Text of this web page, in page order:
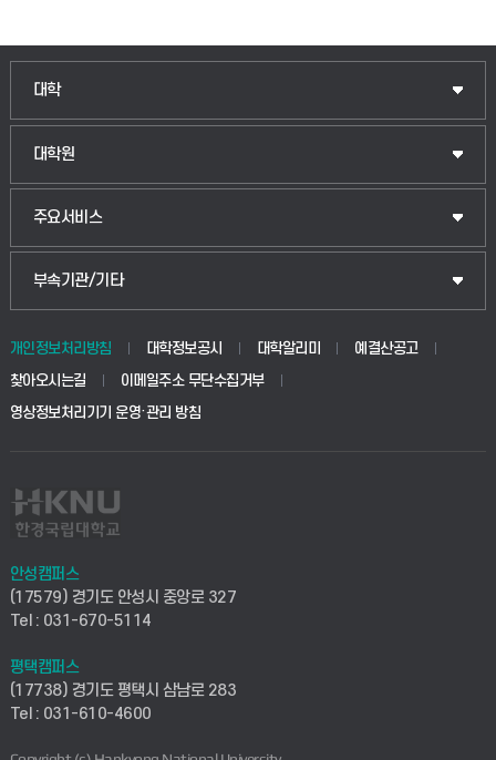
대학
인문융합공공인재학부
법경영학부
생명공학부
사회안전시스템공학부
컴퓨터응용수학부
ICT로봇기계공학부
전자전기공학부
대학원
일반대학원
산업대학원
공공정책대학원
교육대학원
주요서비스
입학안내
웹메일
학사시스템(전문학사 및 전공심화)
사이버캠퍼스(전문학사 및 전공심화)
시설바로처리서비스
연구실안전관리시스템
산학연구관리시스템
부속기관/기타
중앙도서관
학생생활관(안성)
산학협력단
취업지원센터
창업지원센터
현장실습지원센터
개인정보처리방침 대학정보공시 대학알리미
예결산공고
찾아오시는길
이메일주소 무단수집거부
영상정보처리기기 운영·관리 방침
안성캠퍼스
(17579) 경기도 안성시 중앙로 327
Tel : 031-670-5114
평택캠퍼스
(17738) 경기도 평택시 삼남로 283
Tel : 031-610-4600